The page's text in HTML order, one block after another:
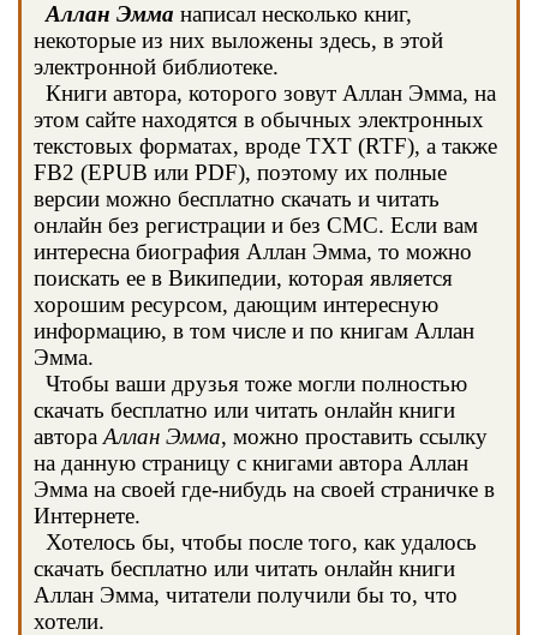
Аллан Эмма написал несколько книг,
некоторые из них выложены здесь, в этой
электронной библиотеке.
Книги автора, которого зовут Аллан Эмма, на
этом сайте находятся в обычных электронных
текстовых форматах, вроде TXT (RTF), а также
FB2 (EPUB или PDF), поэтому их полные
версии можно бесплатно скачать и читать
онлайн без регистрации и без СМС. Если вам
интересна биография Аллан Эмма, то можно
поискать ее в Википедии, которая является
хорошим ресурсом, дающим интересную
информацию, в том числе и по книгам Аллан
Эмма.
Чтобы ваши друзья тоже могли полностью
скачать бесплатно или читать онлайн книги
автора Аллан Эмма, можно проставить ссылку
на данную страницу с книгами автора Аллан
Эмма на своей где-нибудь на своей страничке в
Интернете.
Хотелось бы, чтобы после того, как удалось
скачать бесплатно или читать онлайн книги
Аллан Эмма, читатели получили бы то, что
хотели.